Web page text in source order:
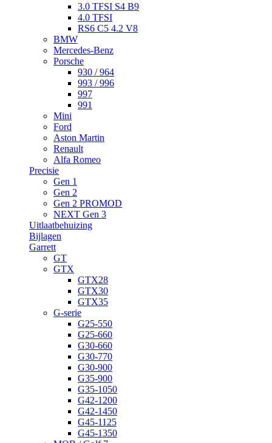
3.0 TFSI S4 B9
4.0 TFSI
RS6 C5 4.2 V8
BMW
Mercedes-Benz
Porsche
930 / 964
993 / 996
997
991
Mini
Ford
Aston Martin
Renault
Alfa Romeo
Precisie
Gen 1
Gen 2
Gen 2 PROMOD
NEXT Gen 3
Uitlaatbehuizing
Bijlagen
Garrett
GT
GTX
GTX28
GTX30
GTX35
G-serie
G25-550
G25-660
G30-660
G30-770
G30-900
G35-900
G35-1050
G42-1200
G42-1450
G45-1125
G45-1350